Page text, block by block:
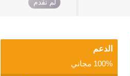
لم تقدم
الدعم
100% مجاني